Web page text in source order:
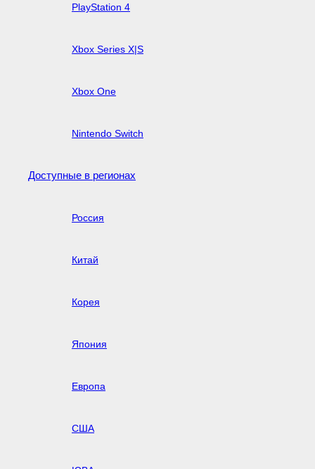
PlayStation 4
Xbox Series X|S
Xbox One
Nintendo Switch
Доступные в регионах
Россия
Китай
Корея
Япония
Европа
США